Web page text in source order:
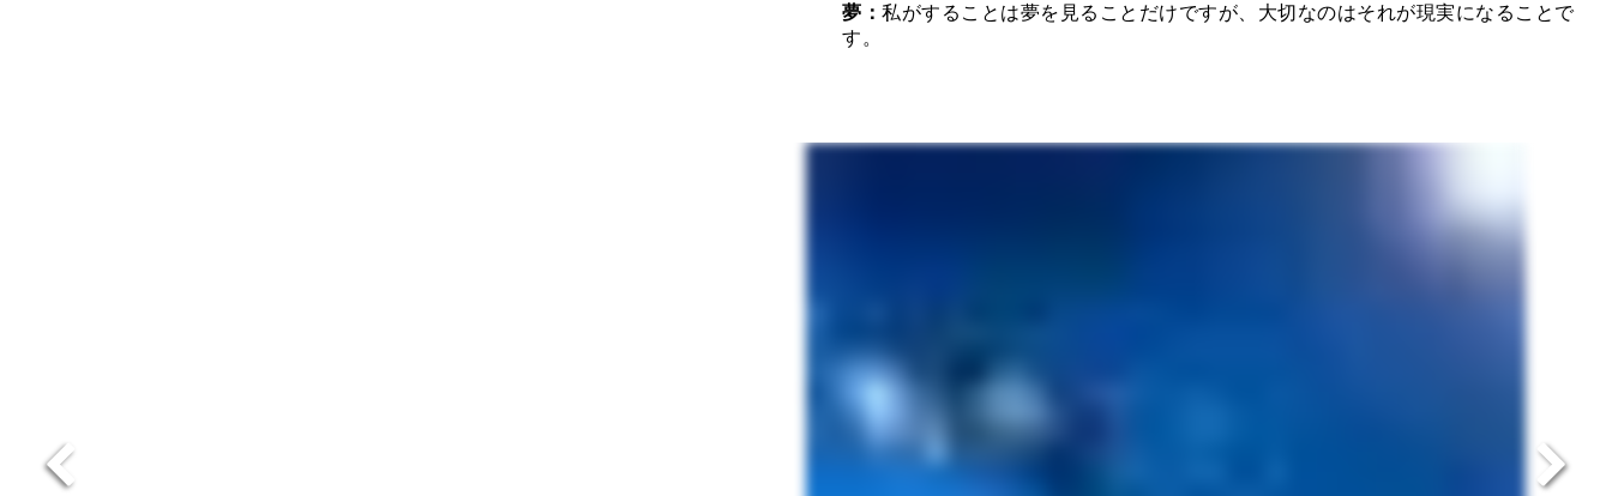
夢： 私がすることは夢を見ることだけですが、大切なのはそれが現実になることで
す。